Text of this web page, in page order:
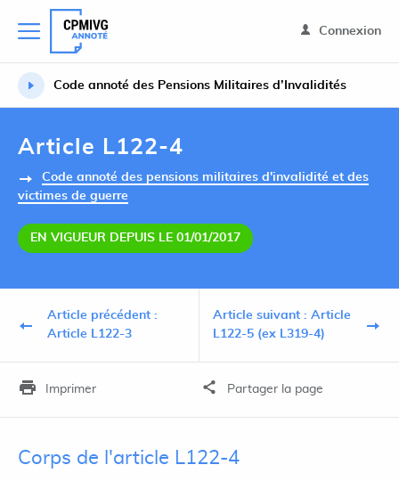
Connexion
Code annoté des Pensions Militaires d’Invalidités
Article L122-4
Code annoté des pensions militaires d'invalidité et des
victimes de guerre
EN VIGUEUR DEPUIS LE 01/01/2017
Article précédent :
Article L122-3
Article suivant : Article
L122-5 (ex L319-4)
Imprimer Partager la page
Corps de l'article L122-4